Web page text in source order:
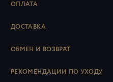
ОПЛАТА
ДОСТАВКА
ОБМЕН И ВОЗВРАТ
РЕКОМЕНДАЦИИ ПО УХОДУ